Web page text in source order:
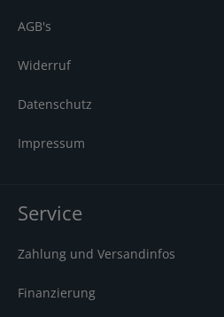
AGB's
Widerruf
Datenschutz
Impressum
Service
Zahlung und Versandinfos
Finanzierung